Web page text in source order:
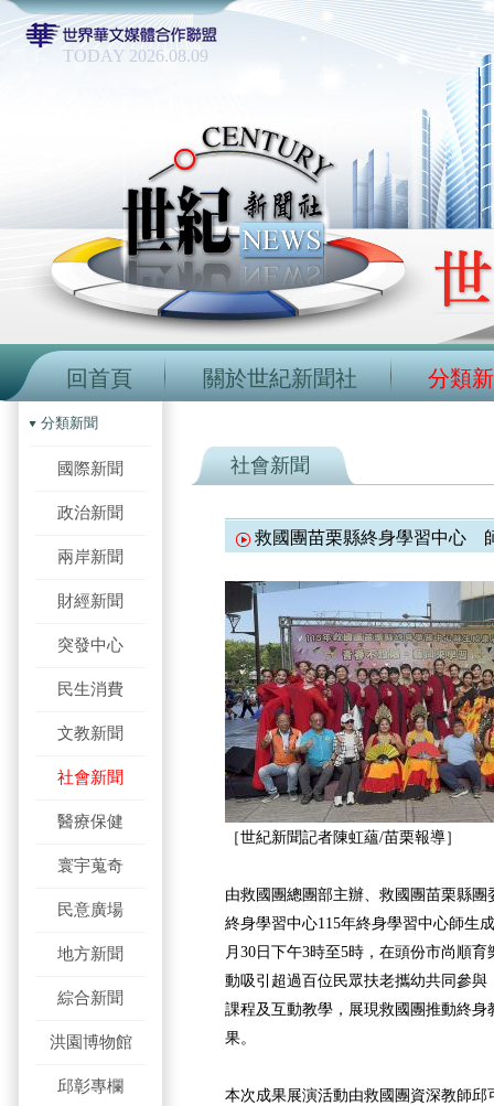
TODAY 2026.08.09
回首頁 關於世紀新聞社 分類
分類新聞
國際新聞
政治新聞
兩岸新聞
財經新聞
突發中心
民生消費
文教新聞
社會新聞
醫療保健
寰宇蒐奇
民意廣場
地方新聞
綜合新聞
洪園博物館
邱彰專欄
社會新聞
救國團苗栗縣終身學習中心
［世紀新聞記者陳虹蘊/苗栗報導］
由救國團總團部主辦、救國團苗栗縣
終身學習中心115年終身學習中心師生
月30日下午3時至5時，在頭份市尚順
動吸引超過百位民眾扶老攜幼共同參
課程及互動教學，展現救國團推動終
果。
本次成果展演活動由救國團資深教師